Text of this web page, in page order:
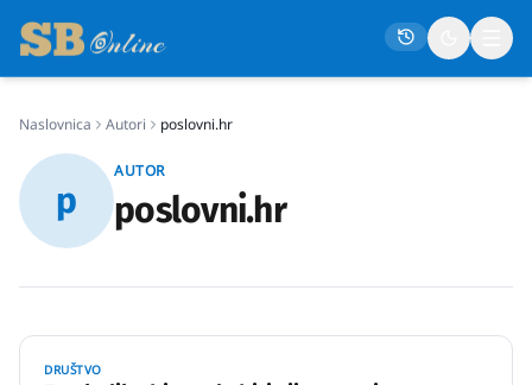
Naslovna
Društvo
Politika
Crna kronika
Naslovnica Autori poslovni.hr
p
AUTOR
poslovni.hr
DRUŠTVO